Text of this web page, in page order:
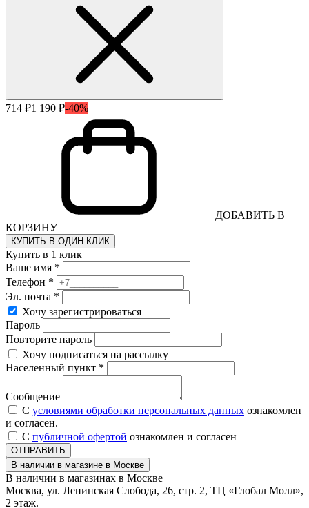
714 ₽1 190 ₽-40%
ДОБАВИТЬ В
КОРЗИНУ
КУПИТЬ В ОДИН КЛИК
Купить в 1 клик
Ваше имя *
Телефон *
Эл. почта *
Хочу зарегистрироваться
Пароль
Повторите пароль
Хочу подписаться на рассылку
Населенный пункт *
Сообщение
С условиями обработки персональных данных ознакомлен
и согласен.
С публичной офертой ознакомлен и согласен
ОТПРАВИТЬ
В наличии в магазине в Москве
В наличии в магазинах в Москве
Москва, ул. Ленинская Слобода, 26, стр. 2, ТЦ «Глобал Молл»,
2 этаж.